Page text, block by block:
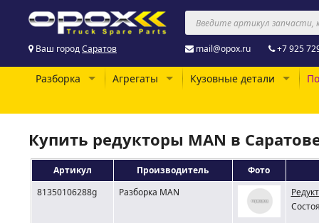
Ваш городСаратов mail@opox.ru +7 925
Разборка Агрегаты Кузовные детали
Купить редукторы MAN в
Артикул Производитель
Фото
81350106288g
Разборка MAN